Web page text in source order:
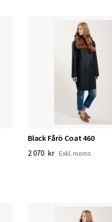
Black Fårö Coat 460
2 070 kr